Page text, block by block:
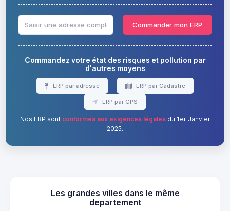
Commander mon ERP
Commandez votre état des risques et pollution par
d'autres moyens
ERP par adresse ERP par Cadastre
ERP par GPS
Nos ERP sont conformes aux exigences légalesdu 1er Janvier
2025.
Les grandes villes dans le même
departement